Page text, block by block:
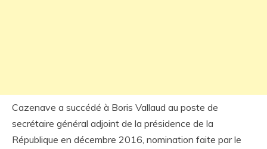
Cazenave a succédé à Boris Vallaud au poste de
secrétaire général adjoint de la présidence de la
République en décembre 2016, nomination faite par le